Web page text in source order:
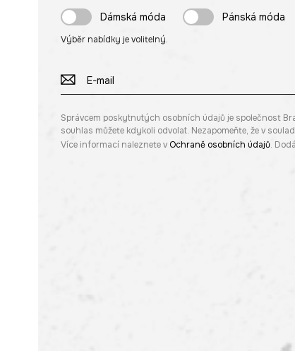
Dámská móda
Pánská móda
Výběr nabídky je volitelný.
Správcem poskytnutých osobních údajů je společnost
souhlas můžete kdykoli odvolat. Nezapomeňte, že v
Více informací naleznete v Ochraně osobních údajů.